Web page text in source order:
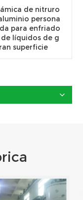
de nitruro
persona
para enfriado
de líquidos de g
ran superficie